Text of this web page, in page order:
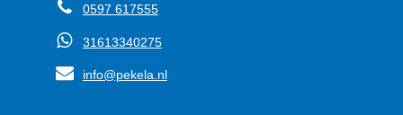
0597 617555
31613340275
info@pekela.nl